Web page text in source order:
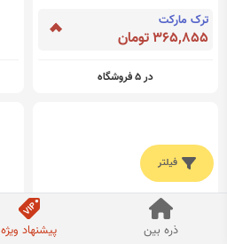
ترک مارکت
365,855 تومان
در 5 فروشگاه
فیلتر
ذره بین پیشنهاد ویژه